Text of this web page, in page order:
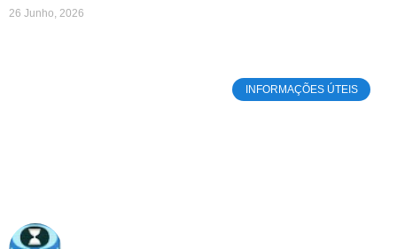
26 Junho, 2026
INFORMAÇÕES ÚTEIS